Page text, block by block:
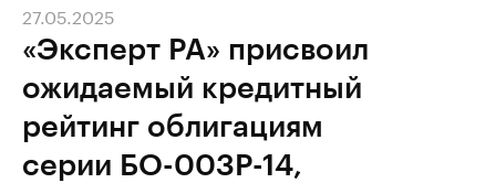
«Эксперт РА» присвоил
ожидаемый кредитный
рейтинг облигациям
серии БО-003Р-14,
27.05.2025